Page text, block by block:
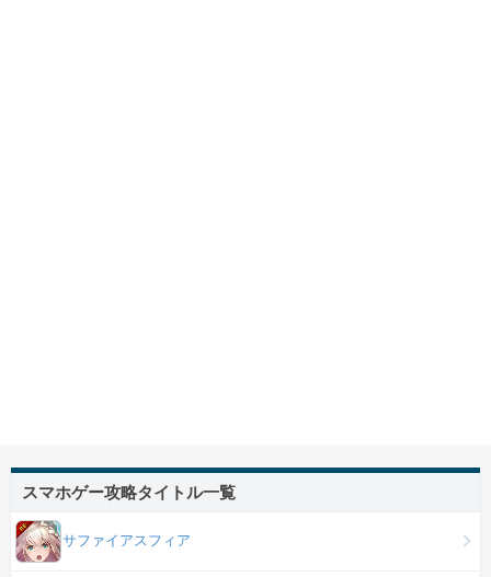
スマホゲー攻略タイトル一覧
サファイアスフィア